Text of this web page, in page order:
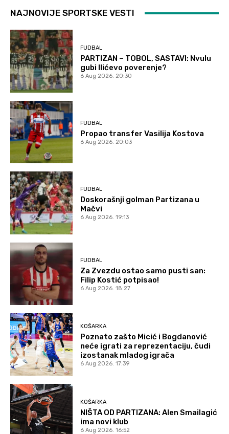
NAJNOVIJE SPORTSKE VESTI
FUDBAL
PARTIZAN – TOBOL, SASTAVI: Nvulu
gubi Ilićevo poverenje?
6 Aug 2026. 20:30
FUDBAL
Propao transfer Vasilija Kostova
6 Aug 2026. 20:03
FUDBAL
Doskorašnji golman Partizana u
Mačvi
6 Aug 2026. 19:13
FUDBAL
Za Zvezdu ostao samo pusti san:
Filip Kostić potpisao!
6 Aug 2026. 18:27
KOŠARKA
Poznato zašto Micić i Bogdanović
neće igrati za reprezentaciju, čudi
izostanak mladog igrača
6 Aug 2026. 17:39
KOŠARKA
NIŠTA OD PARTIZANA: Alen Smailagić
ima novi klub
6 Aug 2026. 16:52